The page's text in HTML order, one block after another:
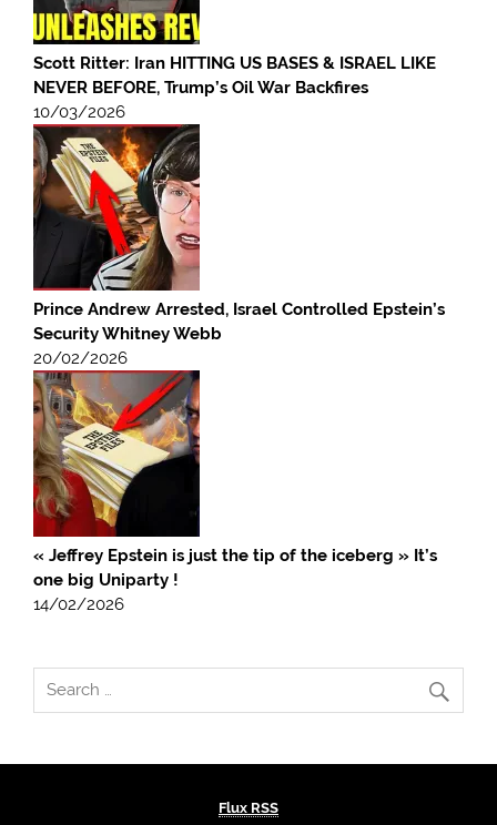
Scott Ritter: Iran HITTING US BASES & ISRAEL LIKE
NEVER BEFORE, Trump’s Oil War Backfires
10/03/2026
Prince Andrew Arrested, Israel Controlled Epstein’s
Security Whitney Webb
20/02/2026
« Jeffrey Epstein is just the tip of the iceberg » It’s
one big Uniparty !
14/02/2026
Flux RSS